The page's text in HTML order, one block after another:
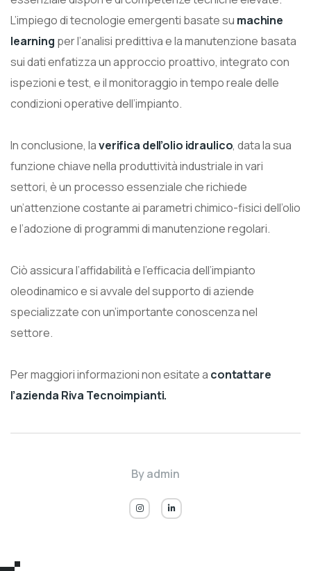
L’impiego di tecnologie emergenti basate su machine
learning per l’analisi predittiva e la manutenzione basata
sui dati enfatizza un approccio proattivo, integrato con
ispezioni e test, e il monitoraggio in tempo reale delle
condizioni operative dell’impianto.
In conclusione, laverifica dell’olio idraulico, data la sua
funzione chiave nella produttività industriale in vari
settori, è un processo essenziale che richiede
un’attenzione costante ai parametri chimico-fisici dell’olio
e l’adozione di programmi di manutenzione regolari.
Ciò assicura l’affidabilità e l’efficacia dell’impianto
oleodinamico e si avvale del supporto di aziende
specializzate con un’importante conoscenza nel
settore.
Per maggiori informazioni non esitate a contattare
l’azienda Riva Tecnoimpianti.
Byadmin